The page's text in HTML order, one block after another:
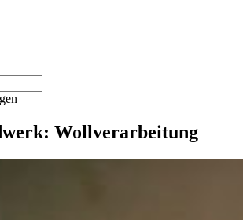
Wollverarbeitung